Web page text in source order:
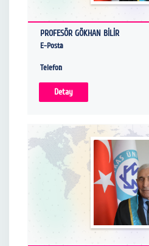
PROFESÖR GÖKHAN BİLİR
E-Posta
Telefon
Detay